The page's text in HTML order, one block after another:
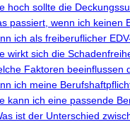
hoch sollte die
passiert, wenn ich keinen
ich als freiberuflicher
wirkt sich die
Faktoren beeinflussen
ich meine
kann ich eine passende
ist der Unterschied